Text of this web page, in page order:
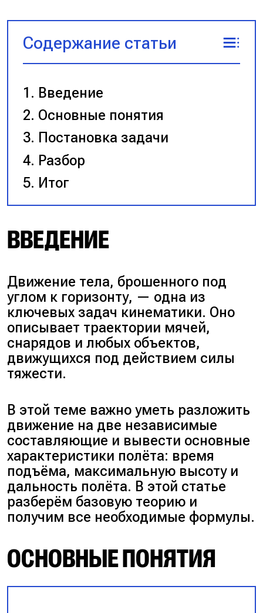
Содержание статьи
Введение
Основные понятия
Постановка задачи
Разбор
Итог
ВВЕДЕНИЕ
Движение тела, брошенного под
углом к горизонту, — одна из
ключевых задач кинематики. Оно
описывает траектории мячей,
снарядов и любых объектов,
движущихся под действием силы
тяжести.
В этой теме важно уметь разложить
движение на две независимые
составляющие и вывести основные
характеристики полёта: время
подъёма, максимальную высоту и
дальность полёта. В этой статье
разберём базовую теорию и
получим все необходимые формулы.
ОСНОВНЫЕ ПОНЯТИЯ